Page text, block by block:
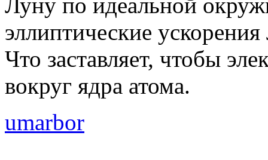
эллиптические
Что заставляет, чтобы
вокруг ядра атома.
umarbor